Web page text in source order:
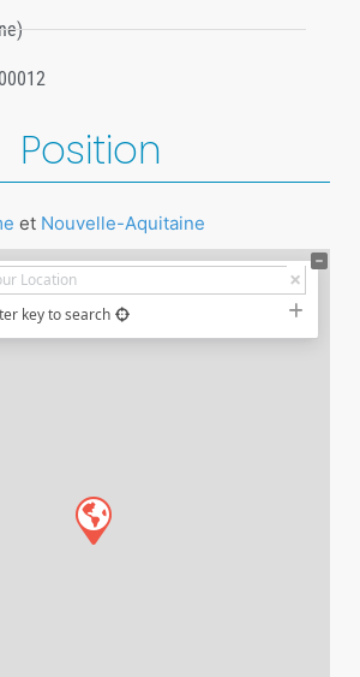
Position
et Nouvelle-Aquitaine
key to search